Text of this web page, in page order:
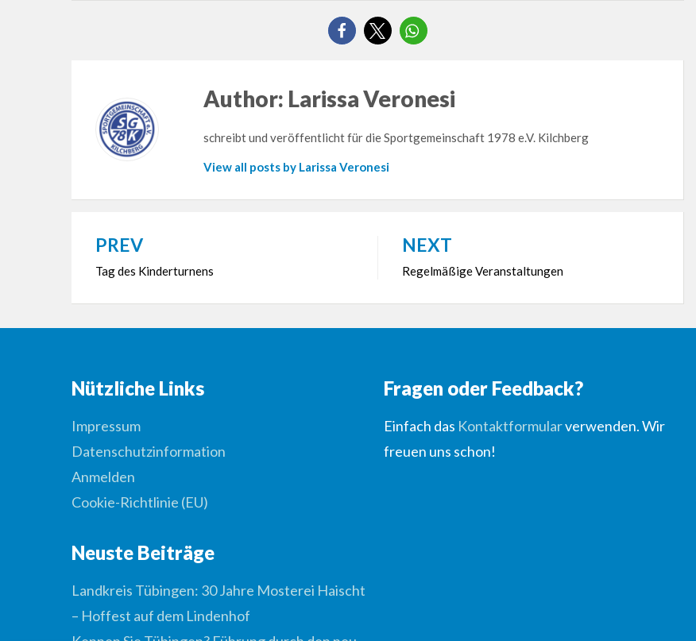
Author: Larissa Veronesi
schreibt und veröffentlicht für die Sportgemeinschaft 1978 e.V. Kilchberg
View all posts by Larissa Veronesi
Beitragsnavigation
PREV
Tag des Kinderturnens
NEXT
Regelmäßige Veranstaltungen
Nützliche Links
Impressum
Datenschutzinformation
Anmelden
Cookie-Richtlinie (EU)
Neuste Beiträge
Landkreis Tübingen: 30 Jahre Mosterei Haischt
– Hoffest auf dem Lindenhof
Fragen oder Feedback?
Einfach das Kontaktformularverwenden. Wir
freuen uns schon!